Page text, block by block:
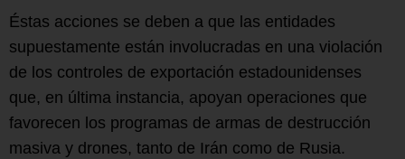
Éstas acciones se deben a que las entidades
supuestamente están involucradas en una violación
de los controles de exportación estadounidenses
que, en última instancia, apoyan operaciones que
favorecen los programas de armas de destrucción
masiva y drones, tanto de Irán como de Rusia.